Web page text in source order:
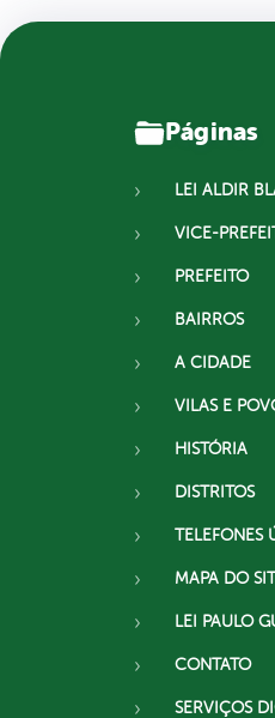
Páginas
LEI ALDIR
VICE-
PREFEITO
BAIRROS
A CIDADE
VILAS E
HISTÓRIA
DISTRITOS
TELEFONES
MAPA DO
LEI PAULO
CONTATO
SERVIÇOS